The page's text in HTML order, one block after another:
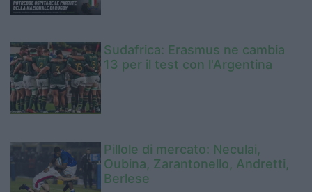
Sudafrica: Erasmus ne cambia
13 per il test con l'Argentina
Pillole di mercato: Neculai,
Oubina, Zarantonello, Andretti,
Berlese